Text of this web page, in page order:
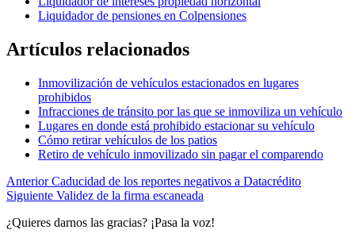
Liquidador de pensiones en Colpensiones
Artículos relacionados
Inmovilización de vehículos estacionados en lugares
prohibidos
Infracciones de tránsito por las que se inmoviliza un vehículo
Lugares en donde está prohibido estacionar su vehículo
Cómo retirar vehículos de los patios
Retiro de vehículo inmovilizado sin pagar el comparendo
Anterior Caducidad de los reportes negativos a Datacrédito
Siguiente Validez de la firma escaneada
¿Quieres darnos las gracias? ¡Pasa la voz!